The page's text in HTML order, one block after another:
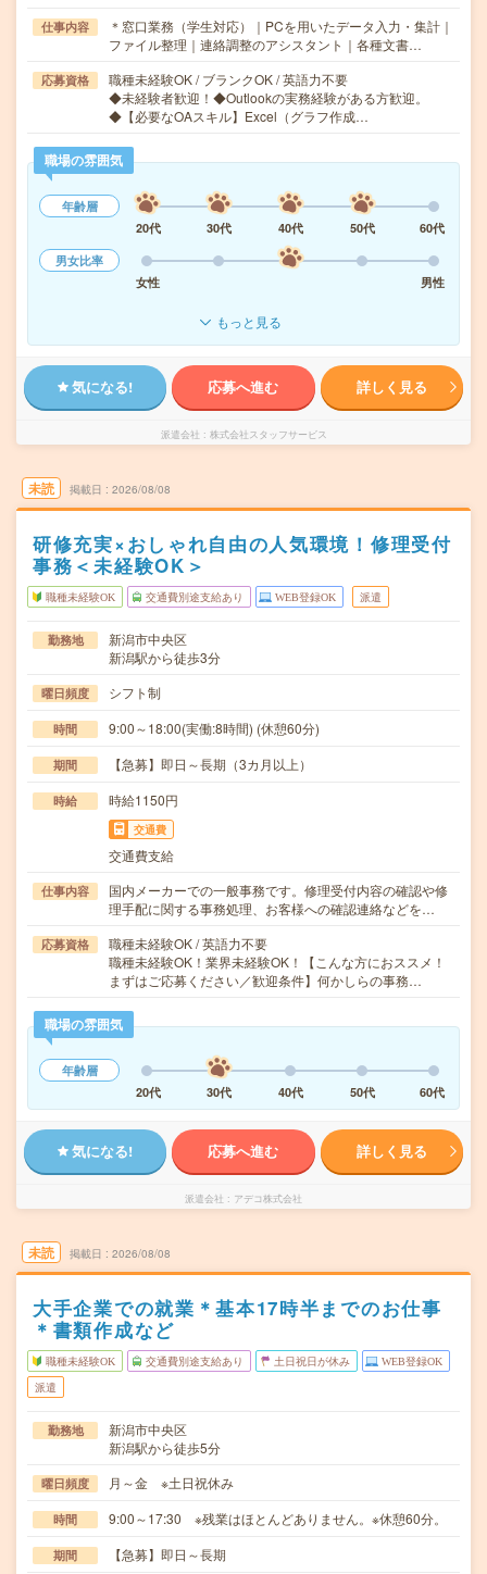
仕事内容
＊窓口業務（学生対応）｜PCを用いたデータ入力・集計｜
ファイル整理｜連絡調整のアシスタント｜各種文書…
応募資格
職種未経験OK / ブランクOK / 英語力不要
◆未経験者歓迎！◆Outlookの実務経験がある方歓迎。
◆【必要なOAスキル】Excel（グラフ作成…
職場の雰囲気
年齢層
20代
30代 40代 50代
60代
男女比率
女性
男性
もっと見る
気になる! 応募へ進む 詳しく見る
派遣会社 株式会社スタッフサービス
未読 掲載日 2026/08/08
研修充実×おしゃれ自由の人気環境！修理受付
事務＜未経験OK＞
職種未経験OK 交通費別途支給あり WEB登録OK 派遣
勤務地
新潟市中央区
新潟駅から徒歩3分
曜日頻度 シフト制
時間 9:00～18:00(実働:8時間) (休憩60分)
期間 【急募】即日～長期（3カ月以上）
時給 時給1150円
交通費
交通費支給
仕事内容
国内メーカーでの一般事務です。修理受付内容の確認や修
理手配に関する事務処理、お客様への確認連絡などを…
応募資格
職種未経験OK / 英語力不要
職種未経験OK！業界未経験OK！【こんな方におススメ！
まずはご応募ください／歓迎条件】何かしらの事務…
職場の雰囲気
年齢層
20代
30代 40代 50代 60代
気になる! 応募へ進む 詳しく見る
派遣会社 アデコ株式会社
未読 掲載日 2026/08/08
大手企業での就業＊基本17時半までのお仕事
＊書類作成など
職種未経験OK 交通費別途支給あり 土日祝日が休み WEB登録OK
派遣
勤務地
新潟市中央区
新潟駅から徒歩5分
曜日頻度 月～金 ※土日祝休み
時間 9:00～17:30 ※残業はほとんどありません。※休憩60分。
期間 【急募】即日～長期